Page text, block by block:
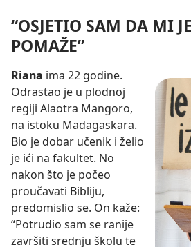
“OSJETIO SAM DA MI
POMAŽE”
Riana ima 22 godine.
Odrastao je u plodnoj
regiji Alaotra Mangoro,
na istoku Madagaskara.
Bio je dobar učenik i želio
je ići na fakultet. No
nakon što je počeo
proučavati Bibliju,
predomislio se. On kaže:
“Potrudio sam se ranije
završiti srednju školu te